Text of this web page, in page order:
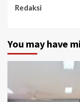
Redaksi
You may have